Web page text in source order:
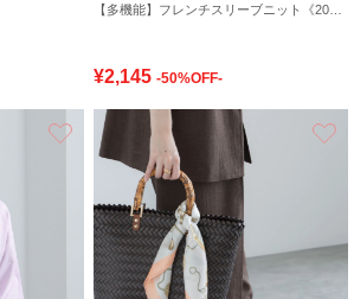
¥2,145 -50%OFF-
お気に入り